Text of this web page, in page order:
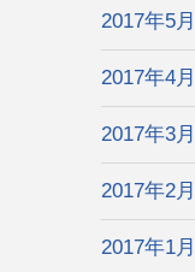
2017年5月
2017年4月
2017年3月
2017年2月
2017年1月